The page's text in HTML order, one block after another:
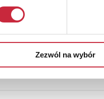
Zezwól na wybór